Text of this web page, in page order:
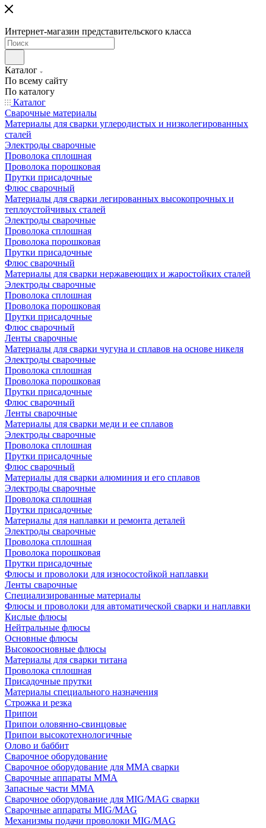
Интернет-магазин представительского класса
Каталог
По всему сайту
По каталогу
Каталог
Сварочные материалы
Материалы для сварки углеродистых и низколегированных
сталей
Электроды сварочные
Проволока сплошная
Проволока порошковая
Прутки присадочные
Флюс сварочный
Материалы для сварки легированных высокопрочных и
теплоустойчивых сталей
Электроды сварочные
Проволока сплошная
Проволока порошковая
Прутки присадочные
Флюс сварочный
Материалы для сварки нержавеющих и жаростойких сталей
Электроды сварочные
Проволока сплошная
Проволока порошковая
Прутки присадочные
Флюс сварочный
Ленты сварочные
Материалы для сварки чугуна и сплавов на основе никеля
Электроды сварочные
Проволока сплошная
Проволока порошковая
Прутки присадочные
Флюс сварочный
Ленты сварочные
Материалы для сварки меди и ее сплавов
Электроды сварочные
Проволока сплошная
Прутки присадочные
Флюс сварочный
Материалы для сварки алюминия и его сплавов
Электроды сварочные
Проволока сплошная
Прутки присадочные
Материалы для наплавки и ремонта деталей
Электроды сварочные
Проволока сплошная
Проволока порошковая
Прутки присадочные
Флюсы и проволоки для износостойкой наплавки
Ленты сварочные
Специализированные материалы
Флюсы и проволоки для автоматической сварки и наплавки
Кислые флюсы
Нейтральные флюсы
Основные флюсы
Высокоосновные флюсы
Материалы для сварки титана
Проволока сплошная
Присадочные прутки
Материалы специального назначения
Строжка и резка
Припои
Припои оловянно-свинцовые
Припои высокотехнологичные
Олово и баббит
Сварочное оборудование
Сварочное оборудование для MMA сварки
Сварочные аппараты MMA
Запасные части MMA
Сварочное оборудование для MIG/MAG сварки
Сварочные аппараты MIG/MAG
Механизмы подачи проволоки MIG/MAG